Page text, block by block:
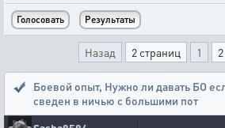
Назад 2 страниц 1 2
Боевой опыт, Нужно ли давать БО
сведен в ничью с большими пот